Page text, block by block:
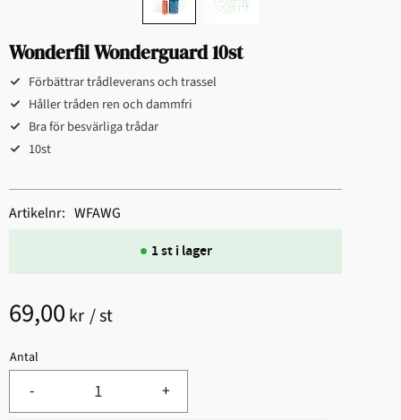
Wonderfil Wonderguard 10st
Förbättrar trådleverans och trassel
Håller tråden ren och dammfri
Bra för besvärliga trådar
10st
69,00 kr /st
Antal
+
-
1 st i lager
Artikelnr WFAWG